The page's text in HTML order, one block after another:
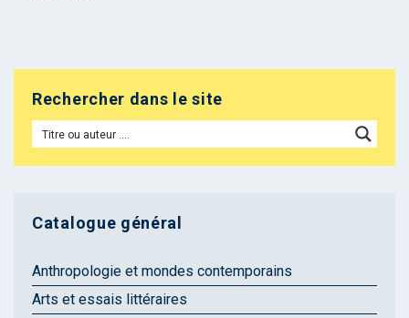
Rechercher dans le site
Catalogue général
Anthropologie et mondes contemporains
Arts et essais littéraires